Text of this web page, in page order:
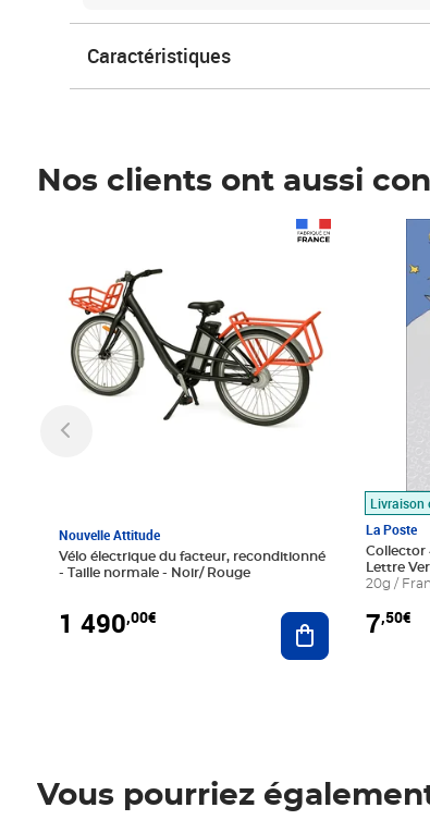
Caractéristiques
Nos clients ont aussi
Nouvelle Attitude
Vélo électrique du facteur, reconditionné
- Taille normale - Noir/ Rouge
1 490,00€ Ajouter au
Livraison
La Poste
Collector
Lettre
20g /
7,50€
Prix
Vous pourriez